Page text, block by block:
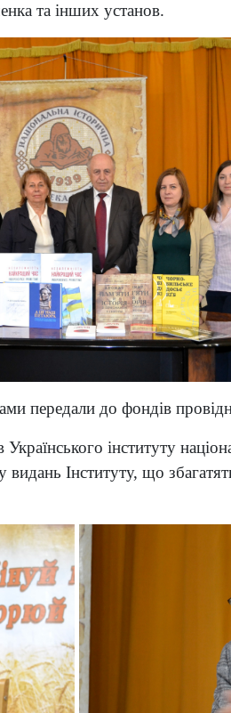
та інших установ.
передали до фондів
інституту
Інституту, що